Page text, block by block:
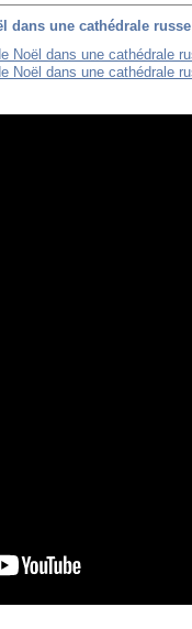
dans une cathédrale russe